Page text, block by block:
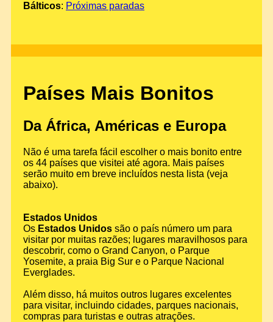
Bálticos: Próximas paradas
Países Mais Bonitos
Da África, Américas e Europa
Não é uma tarefa fácil escolher o mais bonito entre
os 44 países que visitei até agora. Mais países
serão muito em breve incluídos nesta lista (veja
abaixo).
Estados Unidos
Os Estados Unidos são o país número um para
visitar por muitas razões; lugares maravilhosos para
descobrir, como o Grand Canyon, o Parque
Yosemite, a praia Big Sur e o Parque Nacional
Everglades.
Além disso, há muitos outros lugares excelentes
para visitar, incluindo cidades, parques nacionais,
compras para turistas e outras atrações.